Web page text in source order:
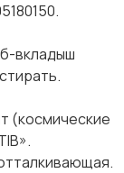
вкладыш
(космические